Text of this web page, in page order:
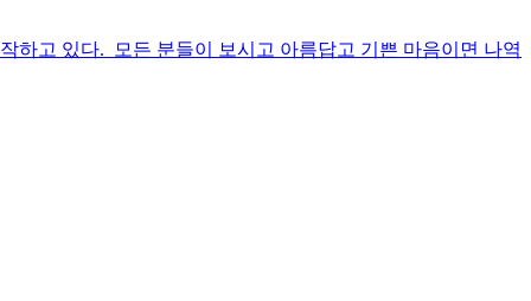
하고 있다. 모든 분들이 보시고 아름답고 기쁜 마음이면 나역